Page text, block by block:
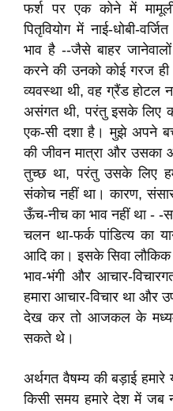
फर्श पर एक कोने में
पितृवियोग में नाई-धोबी-
भाव है --जैसे बाहर
करने की उनको कोई गरज ही
व्यवस्था थी, वह ग्रैंड होटल
असंगत थी, परंतु इसके लिए
एक-सी दशा है। मुझे अपने
की जीवन मात्रा और उसका
तुच्छ था, परंतु उसके लिए
संकोच नहीं था। कारण,
ऊँच-नीच का भाव नहीं था - -
चलन था-फर्क पांडित्य का
आदि का। इसके सिवा लौकिक
भाव-भंगी और आचार-
हमारा आचार-विचार था
देख कर तो आजकल के मध्यम
सकते थे।
अर्थगत वैषम्य की बड़ाई
किसी समय हमारे देश में जब